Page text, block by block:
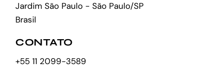
Jardim São Paulo - São Paulo/SP
Brasil
CONTATO
+55 11 2099-3589